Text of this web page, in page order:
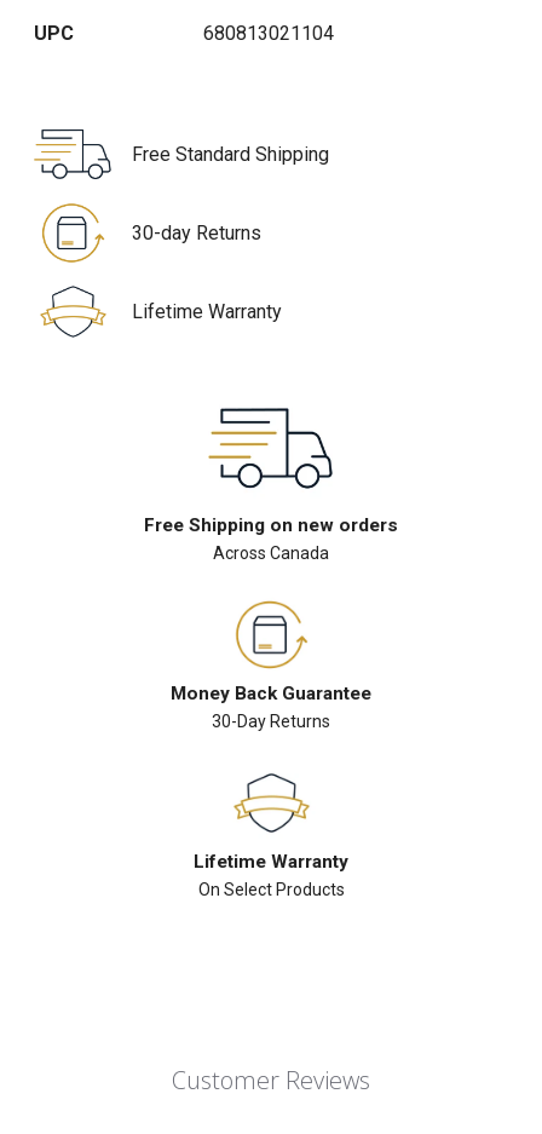
UPC 680813021104
Free Standard Shipping
30-day Returns
Lifetime Warranty
Free Shipping on new orders
Across Canada
Money Back Guarantee
30-Day Returns
Lifetime Warranty
On Select Products
Customer Reviews